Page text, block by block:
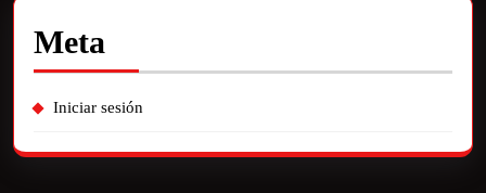
Meta
Iniciar sesión